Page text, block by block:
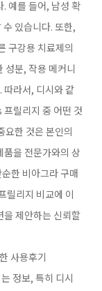
예를 들어, 남성 확
있습니다. 또한,
구강용 치료제의
성분, 작용 메커니
따라서, 디시와 같
릴리지​ 중 어떤 것
요한 것은 본인의
품을 전문가와의 상
한 비아그라 구매
릴리지​ 비교에 이
을 제안하는 신뢰할
사용후기
정보, 특히 디시​